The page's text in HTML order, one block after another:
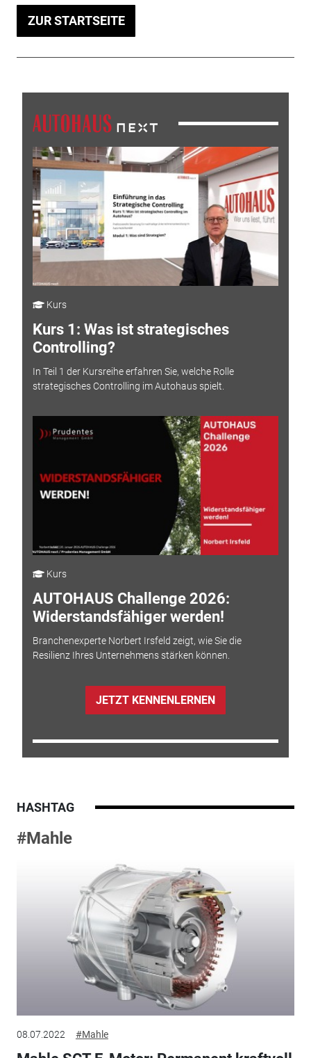
ZUR STARTSEITE
Kurs
Kurs 1: Was ist strategisches
Controlling?
In Teil 1 der Kursreihe erfahren Sie, welche Rolle
strategisches Controlling im Autohaus spielt.
Kurs
AUTOHAUS Challenge 2026:
Widerstandsfähiger werden!
Branchenexperte Norbert Irsfeld zeigt, wie Sie die
Resilienz Ihres Unternehmens stärken können.
JETZT KENNENLERNEN
HASHTAG
#Mahle
08.07.2022 #Mahle